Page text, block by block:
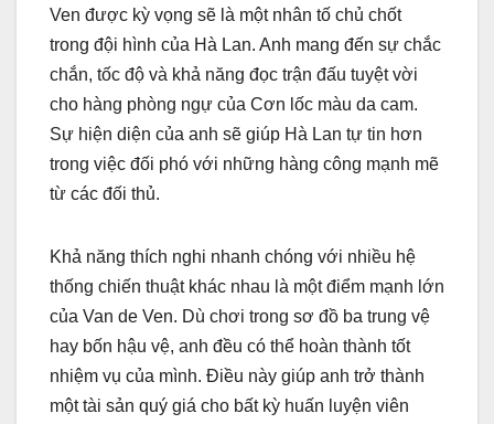
Ven được kỳ vọng sẽ là một nhân tố chủ chốt
trong đội hình của Hà Lan. Anh mang đến sự chắc
chắn, tốc độ và khả năng đọc trận đấu tuyệt vời
cho hàng phòng ngự của Cơn lốc màu da cam.
Sự hiện diện của anh sẽ giúp Hà Lan tự tin hơn
trong việc đối phó với những hàng công mạnh mẽ
từ các đối thủ.
Khả năng thích nghi nhanh chóng với nhiều hệ
thống chiến thuật khác nhau là một điểm mạnh lớn
của Van de Ven. Dù chơi trong sơ đồ ba trung vệ
hay bốn hậu vệ, anh đều có thể hoàn thành tốt
nhiệm vụ của mình. Điều này giúp anh trở thành
một tài sản quý giá cho bất kỳ huấn luyện viên